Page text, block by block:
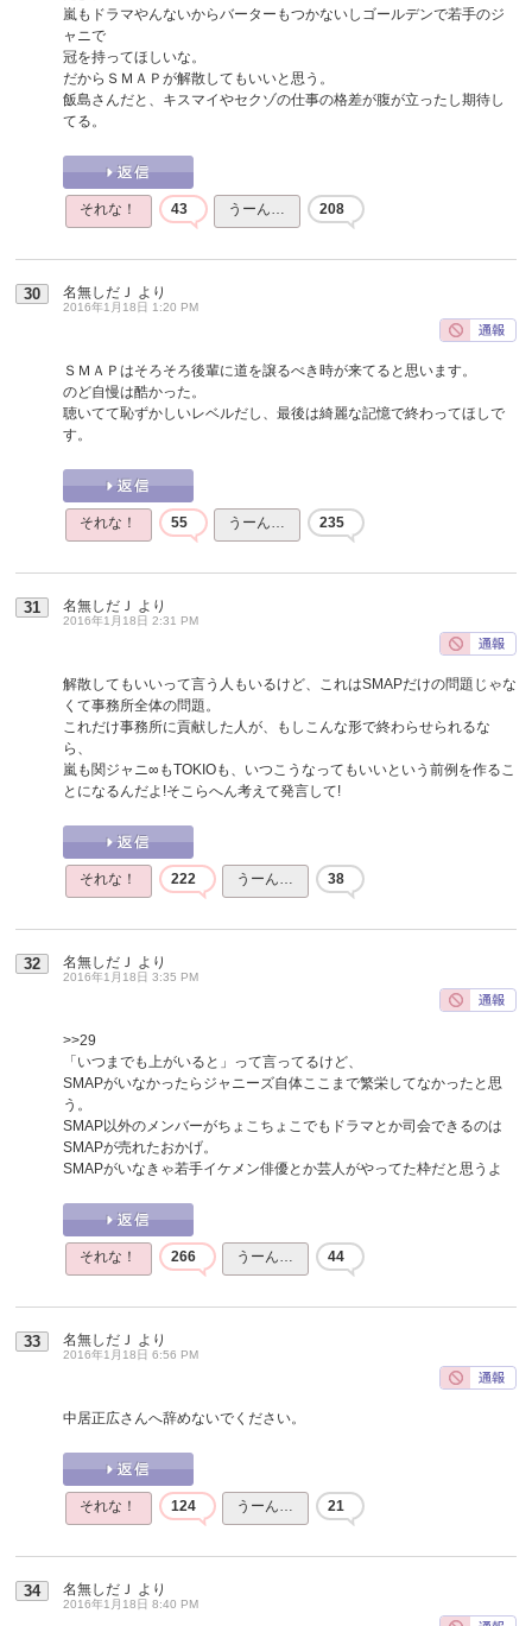
嵐もドラマやんないからバーターもつかないしゴールデンで若手のジ
ャニで
冠を持ってほしいな。
だからＳＭＡＰが解散してもいいと思う。
飯島さんだと、キスマイやセクゾの仕事の格差が腹が立ったし期待し
てる。
それな！ 43 うーん… 208
30 名無しだＪ より
2016年1月18日 1:20 PM
ＳＭＡＰはそろそろ後輩に道を譲るべき時が来てると思います。
のど自慢は酷かった。
聴いてて恥ずかしいレベルだし、最後は綺麗な記憶で終わってほしで
す。
それな！ 55 うーん… 235
31 名無しだＪ より
2016年1月18日 2:31 PM
解散してもいいって言う人もいるけど、これはSMAPだけの問題じゃな
くて事務所全体の問題。
これだけ事務所に貢献した人が、もしこんな形で終わらせられるな
ら、
嵐も関ジャニ∞もTOKIOも、いつこうなってもいいという前例を作るこ
とになるんだよ!そこらへん考えて発言して!
それな！ 222 うーん… 38
32 名無しだＪ より
2016年1月18日 3:35 PM
>>29
「いつまでも上がいると」って言ってるけど、
SMAPがいなかったらジャニーズ自体ここまで繁栄してなかったと思
う。
SMAP以外のメンバーがちょこちょこでもドラマとか司会できるのは
SMAPが売れたおかげ。
SMAPがいなきゃ若手イケメン俳優とか芸人がやってた枠だと思うよ
それな！ 266 うーん… 44
33 名無しだＪ より
2016年1月18日 6:56 PM
中居正広さんへ辞めないでください。
それな！ 124 うーん… 21
34 名無しだＪ より
2016年1月18日 8:40 PM